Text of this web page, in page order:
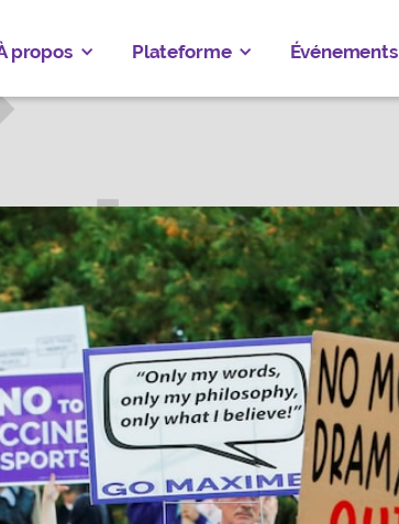
propos Plateforme Événements
OXFORD
Donate